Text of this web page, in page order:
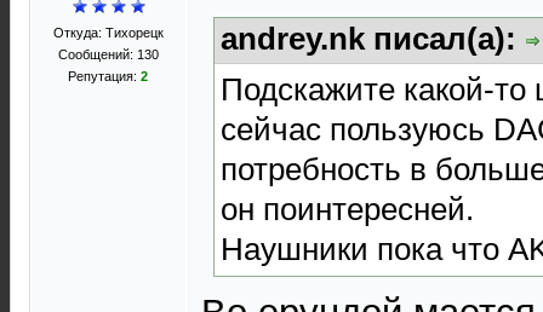
Откуда: Тихорецк
Сообщений: 130
Репутация:2
andrey.nk писал(а):
Подскажите какой-
сейчас пользуюсь
потребность в
он поинтересней.
Наушники пока что